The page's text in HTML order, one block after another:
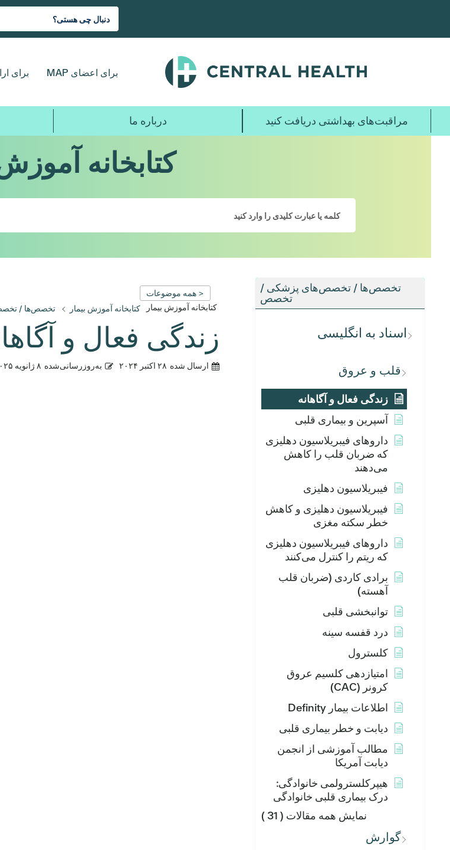
محتوای
برای اعضای MAP برای
مراقبت‌های بهداشتی دریافت کنید درباره ما
کتابخانه
تخصص‌ها / تخصص‌های پزشکی /
تخصص
اسناد به انگلیسی
قلب و عروق
زندگی فعال و آگاهانه
آسپرین و بیماری قلبی
داروهای فیبریلاسیون دهلیزی
که ضربان قلب را کاهش
می‌دهند
فیبریلاسیون دهلیزی
فیبریلاسیون دهلیزی و کاهش
خطر سکته مغزی
داروهای فیبریلاسیون دهلیزی
که ریتم را کنترل می‌کنند
برادی کاردی (ضربان قلب
آهسته)
توانبخشی قلبی
درد قفسه سینه
کلسترول
امتیازدهی کلسیم عروق
کرونر (CAC)
اطلاعات بیمار Definity
دیابت و خطر بیماری قلبی
مطالب آموزشی از انجمن
دیابت آمریکا
هیپرکلسترولمی خانوادگی:
درک بیماری قلبی خانوادگی
نمایش همه مقالات ( 31 )
گوارش
< همه موضوعات
کتابخانه آموزش بیمار
کتابخانه آموزش بیمار تخصص‌ها /
زندگی فعال و
ارسال شده ۲۸ اکتبر ۲۰۲۴ به‌روزرسانی‌شده ۸ ژانویه ۲۰۲۵